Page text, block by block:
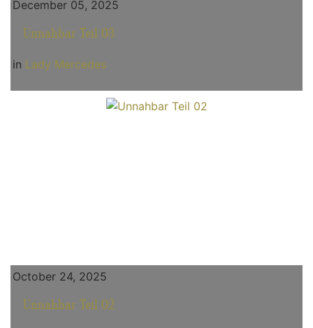
December 05, 2025
Unnahbar Teil 03
in Lady Mercedes
October 24, 2025
Unnahbar Teil 02